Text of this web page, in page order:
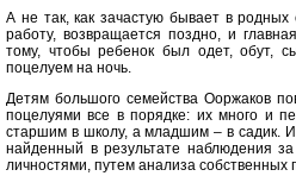
А не так, как зачастую бывает в
работу, возвращается поздно, и
тому, чтобы ребенок был одет, обут,
поцелуем на ночь.
Детям большого семейства Ооржаков
поцелуями все в порядке: их много и
старшим в школу, а младшим – в садик.
найденный в результате наблюдения
личностями, путем анализа собственных